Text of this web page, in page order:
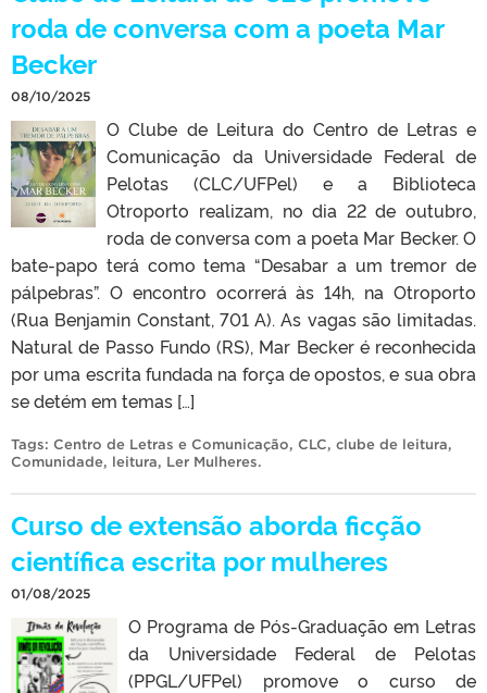
roda de conversa com a poeta Mar
Becker
08/10/2025
O Clube de Leitura do Centro de Letras e
Comunicação da Universidade Federal de
Pelotas (CLC/UFPel) e a Biblioteca
Otroporto realizam, no dia 22 de outubro,
roda de conversa com a poeta Mar Becker. O
bate-papo terá como tema “Desabar a um tremor de
pálpebras”. O encontro ocorrerá às 14h, na Otroporto
(Rua Benjamin Constant, 701 A). As vagas são limitadas.
Natural de Passo Fundo (RS), Mar Becker é reconhecida
por uma escrita fundada na força de opostos, e sua obra
se detém em temas […]
Tags: Centro de Letras e Comunicação, CLC, clube de leitura,
Comunidade, leitura, Ler Mulheres.
Curso de extensão aborda ficção
científica escrita por mulheres
01/08/2025
O Programa de Pós-Graduação em Letras
da Universidade Federal de Pelotas
(PPGL/UFPel) promove o curso de